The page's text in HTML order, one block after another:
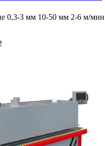
0,3-3 мм 10-50 мм 2-6 м/мин